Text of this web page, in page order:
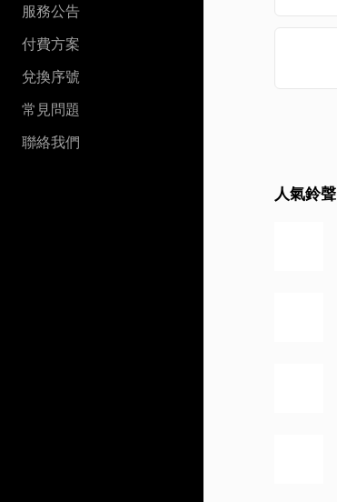
服務公告
付費方案
兌換序號
常見問題
聯絡我們
人氣鈴聲